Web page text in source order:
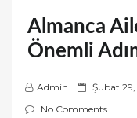
Almanca
Önemli
Admin
P
o
Şubat
No Comments